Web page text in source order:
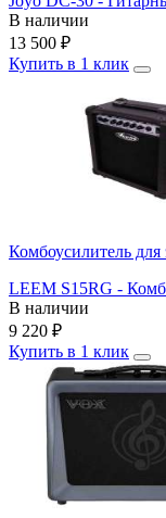
В наличии
13 500 ₽
Купить в 1 клик
Комбоусилитель для
LEEM S15RG -
В наличии
9 220 ₽
Купить в 1 клик